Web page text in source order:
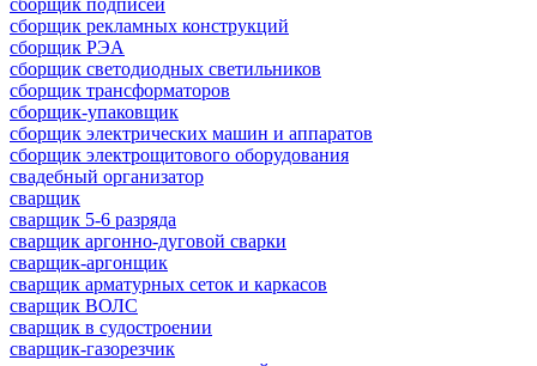
сборщик рекламных конструкций
сборщик РЭА
сборщик светодиодных светильников
сборщик трансформаторов
сборщик-упаковщик
сборщик электрических машин и аппаратов
сборщик электрощитового оборудования
свадебный организатор
сварщик
сварщик 5-6 разряда
сварщик аргонно-дуговой сварки
сварщик-аргонщик
сварщик арматурных сеток и каркасов
сварщик ВОЛС
сварщик в судостроении
сварщик-газорезчик